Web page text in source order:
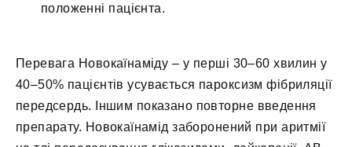
положенні пацієнта.
Перевага Новокаїнаміду – у перші 30–60 хвилин у
40–50% пацієнтів усувається пароксизм фібриляції
передсердь. Іншим показано повторне введення
препарату. Новокаїнамід заборонений при аритмії